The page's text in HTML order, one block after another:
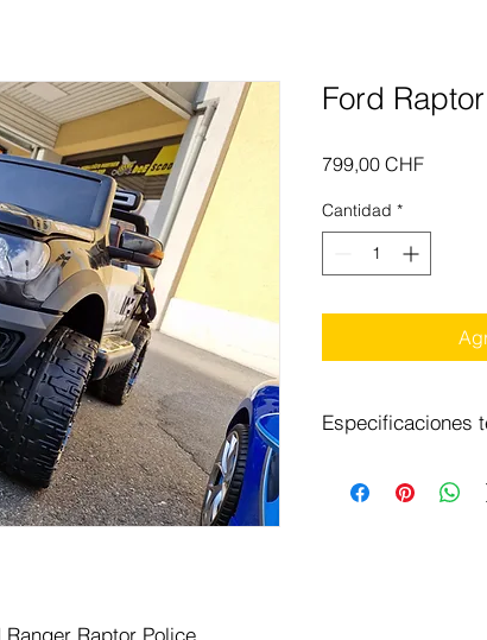
Raptor Police
Ford
799,00 CHFPrecio
Cantidad *
Especificaciones
motor